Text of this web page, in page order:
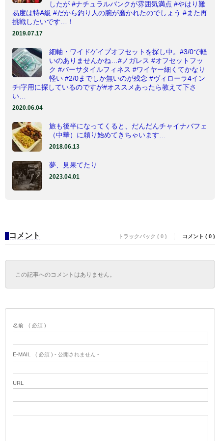
したが #ナチュラルバンクが雰囲気満点 #やはり難
易度は特A級 #だから釣り人の腕が磨かれたのでしょう #また再
挑戦したいです…！
2019.07.17
細軸・ワイドゲイプオフセットを探し中。#3/0で軽
いのありませんかね…#ノガレス #オフセットフッ
ク #バーサタイルフィネス #ワイヤー細くてかなり
軽い #2/0までしか無いのが残念 #ヴィローラ4イン
チi字用に探しているのですが#オススメあったら教えて下さ
い…
2020.06.04
旅も後半になってくると、だんだんチャイナバフェ
（中華）に頼り始めてきちゃいます…
2018.06.13
夢、見果てたり
2023.04.01
コメント トラックバック ( 0 ) コメント ( 0 )
この記事へのコメントはありません。
名前 ( 必須 )
E-MAIL ( 必須 ) - 公開されません -
URL